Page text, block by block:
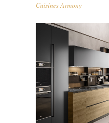
Cuisines Armony